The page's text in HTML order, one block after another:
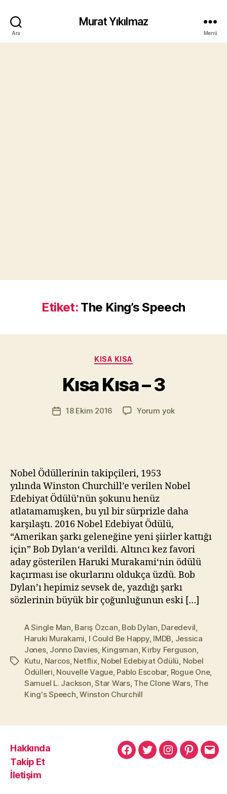
Ara
Murat Yıkılmaz
Menü
Etiket: The King’s Speech
Kategoriler
KISA KISA
Kısa Kısa – 3
Yazının
yazarı
a
u
a
a
z
Yazı18 Ekim 2016 Yorum yokKısa
Nobel Ödüllerinin takipçileri, 1953
yılında Winston Churchill’e verilen Nobel
Edebiyat Ödülü’nün şokunu henüz
atlatamamışken, bu yıl bir sürprizle daha
karşılaştı. 2016 Nobel Edebiyat Ödülü,
“Amerikan şarkı geleneğine yeni şiirler kattığı
için” Bob Dylan‘a verildi. Altıncı kez favori
aday gösterilen Haruki Murakami‘nin ödülü
kaçırması ise okurlarını oldukça üzdü. Bob
Dylan’ı hepimiz sevsek de, yazdığı şarkı
sözlerinin büyük bir çoğunluğunun eski […]
Etiketler
A Single Man Barış Özcan Bob Dylan Daredevil
Haruki Murakami I Could Be Happy, IMDB Jessica
Jones, Jonno Davies Kingsman Kirby Ferguson
Kutu Narcos, Netflix, Nobel Edebiyat Ödülü Nobel
Ödülleri Nouvelle Vague, Pablo Escobar, Rogue One,
Samuel L. Jackson ,Star Wars, The Clone Wars, The
King's Speech ,Winston Churchill
Hakkında
Takip Et
İletişim
MuratMuratMuratPinterest